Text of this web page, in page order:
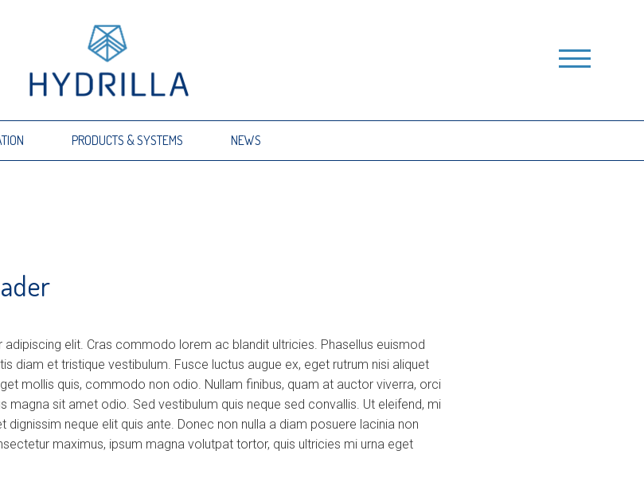
PRODUCTS & SYSTEMS NEWS
elit. Cras commodo lorem ac blandit ultricies. Phasellus euismod
diam et tristique vestibulum. Fusce luctus augue ex, eget rutrum nisi aliquet
mollis quis, commodo non odio. Nullam finibus, quam at auctor viverra, orci
magna sit amet odio. Sed vestibulum quis neque sed convallis. Ut eleifend, mi
dignissim neque elit quis ante. Donec non nulla a diam posuere lacinia non
maximus, ipsum magna volutpat tortor, quis ultricies mi urna eget